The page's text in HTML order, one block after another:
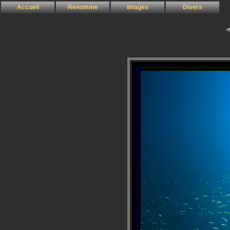
Accueil Renomme Images Divers